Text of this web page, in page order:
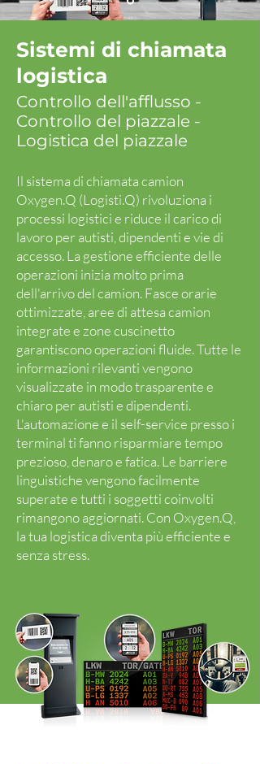
Sistemi di chiamata
logistica
Controllo dell'afflusso -
Controllo del piazzale -
Logistica del piazzale
Il sistema di chiamata camion
Oxygen.Q (Logisti.Q) rivoluziona i
processi logistici e riduce il carico di
lavoro per autisti, dipendenti e vie di
accesso. La gestione efficiente delle
operazioni inizia molto prima
dell'arrivo del camion. Fasce orarie
ottimizzate, aree di attesa camion
integrate e zone cuscinetto
garantiscono operazioni fluide. Tutte le
informazioni rilevanti vengono
visualizzate in modo trasparente e
chiaro per autisti e dipendenti.
L'automazione e il self-service presso i
terminal ti fanno risparmiare tempo
prezioso, denaro e fatica. Le barriere
linguistiche vengono facilmente
superate e tutti i soggetti coinvolti
rimangono aggiornati. Con Oxygen.Q,
la tua logistica diventa più efficiente e
senza stress.